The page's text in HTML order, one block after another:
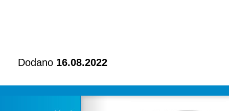
Dodano 16.08.2022